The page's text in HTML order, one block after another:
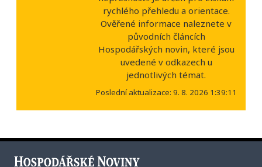
rychlého přehledu a orientace.
Ověřené informace naleznete v
původních článcích
Hospodářských novin, které jsou
uvedené v odkazech u
jednotlivých témat.
Poslední aktualizace: 9. 8. 2026 1:39:11